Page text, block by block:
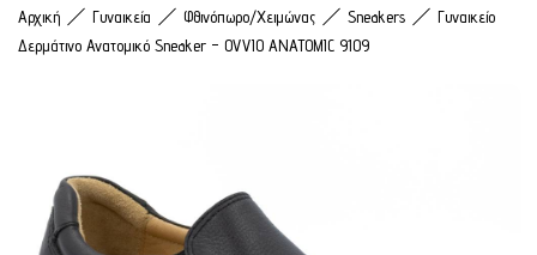
Αρχική Γυναικεία Φθινόπωρο/Χειμώνας Sneakers
Γυναικείο
Δερμάτινο Ανατομικό Sneaker – OVVIO ANATOMIC 9109